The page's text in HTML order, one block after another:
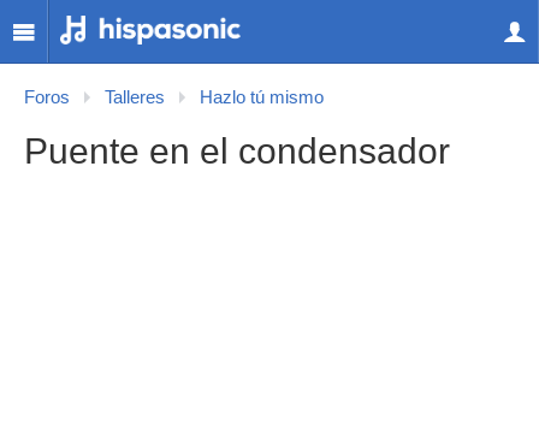
Foros Talleres Hazlo tú mismo
Puente en el condensador